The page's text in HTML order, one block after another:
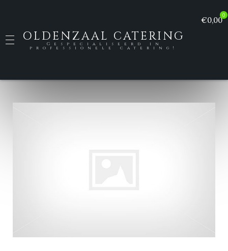
OLDENZAAL CATERING
Gespecialiseerd in
professionele catering!
0
€0,00